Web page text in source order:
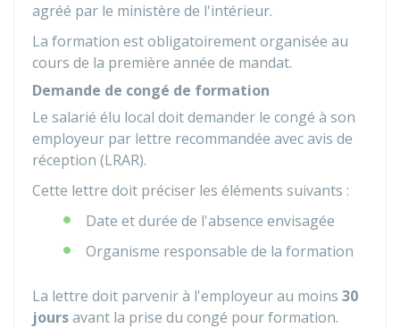
agréé par le ministère de l'intérieur.
La formation est obligatoirement organisée au
cours de la première année de mandat.
Demande de congé de formation
Le salarié élu local doit demander le congé à son
employeur par lettre recommandée avec avis de
réception (LRAR).
Cette lettre doit préciser les éléments suivants :
Date et durée de l'absence envisagée
Organisme responsable de la formation
La lettre doit parvenir à l'employeur au moins 30
joursavant la prise du congé pour formation.